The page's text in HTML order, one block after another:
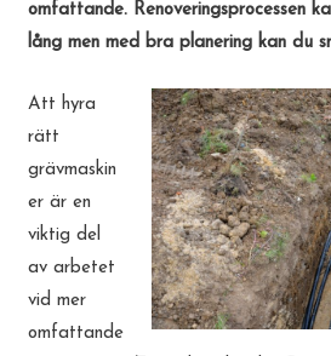
omfattande. Renoveringsprocessen
lång men med bra planering kan du
Att hyra
rätt
grävmaskin
er är en
viktig del
av arbetet
vid mer
omfattande